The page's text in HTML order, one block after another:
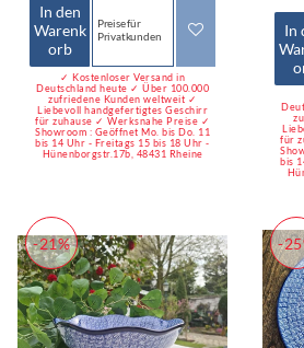
In den
Warenk
orb
Preise für
Privatkunden
✓ Kostenloser Versand in
Deutschland heute ✓ Über 100.000
zufriedene Kunden weltweit ✓
Liebevoll handgefertigtes Geschirr
für zuhause ✓ Werksnahe Preise ✓
Showroom : Geöffnet Mo. bis Do. 11
bis 14 Uhr - Freitags 15 bis 18 Uhr -
Hünenborgstr.17b, 48431 Rheine
In
für
bis
-21% -